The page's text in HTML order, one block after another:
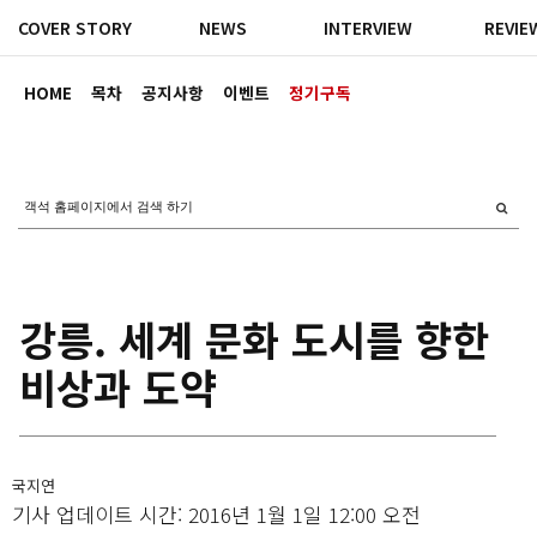
HOME 목차 공지사항 이벤트 정기구독
COVER STORY NEWS INTERVIEW
강릉. 세계 문화 도시를 향한
비상과 도약
국지연
기사 업데이트 시간: 2016년 1월 1일 12:00 오전